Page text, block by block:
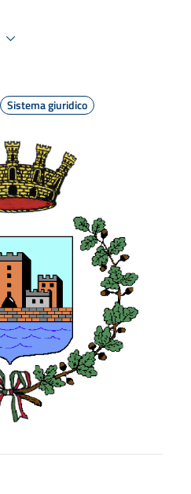
Sistema giuridico